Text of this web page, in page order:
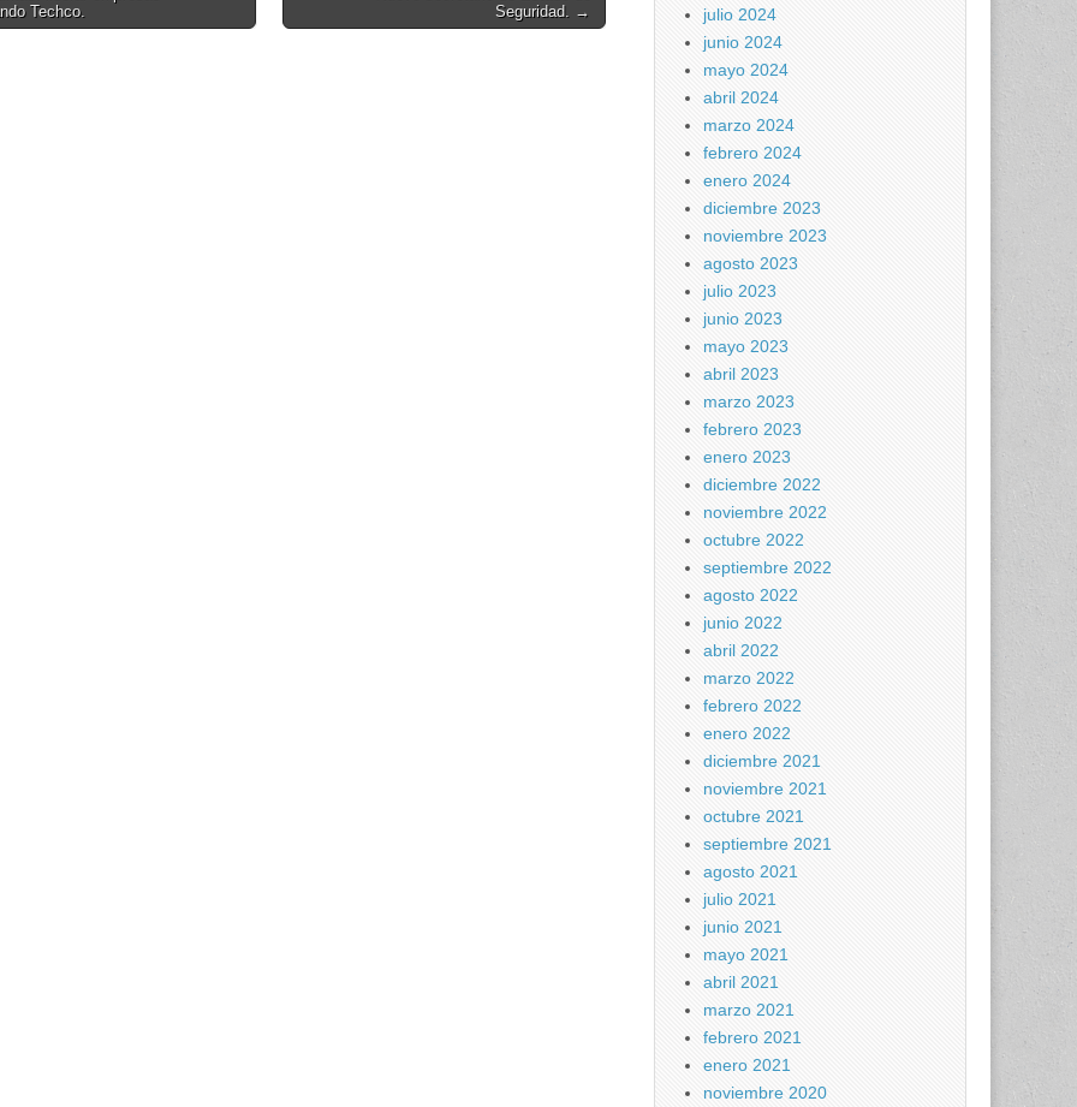
Techco.
Seguridad. →
julio 2024
junio 2024
mayo 2024
abril 2024
marzo 2024
febrero 2024
enero 2024
diciembre 2023
noviembre 2023
agosto 2023
julio 2023
junio 2023
mayo 2023
abril 2023
marzo 2023
febrero 2023
enero 2023
diciembre 2022
noviembre 2022
octubre 2022
septiembre 2022
agosto 2022
junio 2022
abril 2022
marzo 2022
febrero 2022
enero 2022
diciembre 2021
noviembre 2021
octubre 2021
septiembre 2021
agosto 2021
julio 2021
junio 2021
mayo 2021
abril 2021
marzo 2021
febrero 2021
enero 2021
noviembre 2020